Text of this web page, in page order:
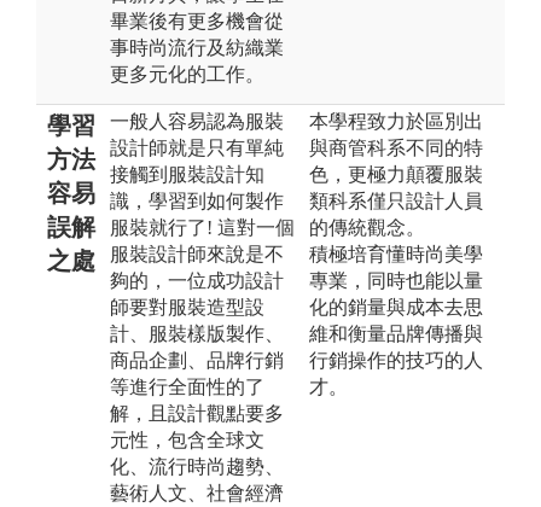
畢業後有更多機會從
事時尚流行及紡織業
更多元化的工作。
學習
方法
容易
誤解
之處
一般人容易認為服裝
設計師就是只有單純
接觸到服裝設計知
識，學習到如何製作
服裝就行了! 這對一個
服裝設計師來說是不
夠的，一位成功設計
師要對服裝造型設
計、服裝樣版製作、
商品企劃、品牌行銷
等進行全面性的了
解，且設計觀點要多
元性，包含全球文
化、流行時尚趨勢、
藝術人文、社會經濟
本學程致力於區別出
與商管科系不同的特
色，更極力顛覆服裝
類科系僅只設計人員
的傳統觀念。
積極培育懂時尚美學
專業，同時也能以量
化的銷量與成本去思
維和衡量品牌傳播與
行銷操作的技巧的人
才。